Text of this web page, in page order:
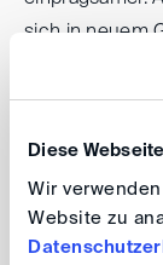
Diese
Wir
Website zu
sich in neuem
Autoren